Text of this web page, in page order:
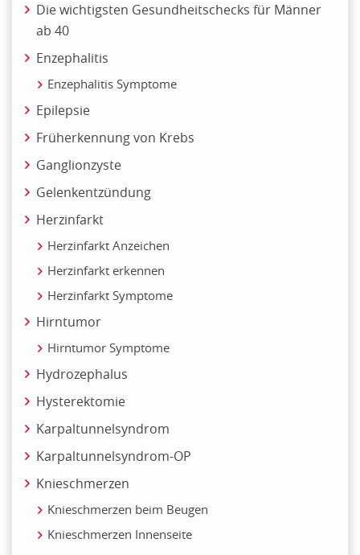
Die wichtigsten Gesundheitschecks für Männer
ab 40
Enzephalitis
Enzephalitis Symptome
Epilepsie
Früherkennung von Krebs
Ganglionzyste
Gelenkentzündung
Herzinfarkt
Herzinfarkt Anzeichen
Herzinfarkt erkennen
Herzinfarkt Symptome
Hirntumor
Hirntumor Symptome
Hydrozephalus
Hysterektomie
Karpaltunnelsyndrom
Karpaltunnelsyndrom-OP
Knieschmerzen
Knieschmerzen beim Beugen
Knieschmerzen Innenseite